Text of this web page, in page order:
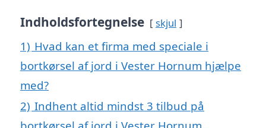
Indholdsfortegnelse skjul
1) Hvad kan et firma med speciale i
bortkørsel af jord i Vester Hornum hjælpe
med?
2) Indhent altid mindst 3 tilbud på